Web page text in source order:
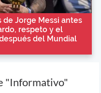
Jorge Messi antes
respeto y el
del Mundial
"Informativo"